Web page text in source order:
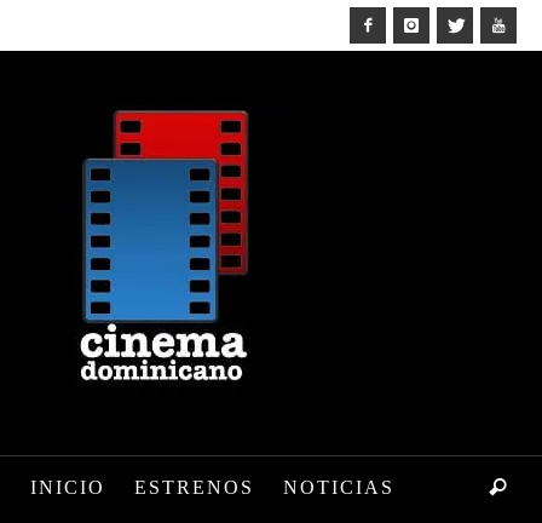
INICIO ESTRENOS NOTICIAS